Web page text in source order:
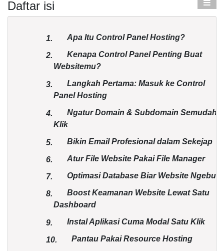
Daftar isi
1. Apa Itu Control Panel Hosting?
2.
Kenapa Control Panel Penting Buat
Websitemu?
3.
Langkah Pertama: Masuk ke Control
Panel Hosting
4.
Ngatur Domain & Subdomain Semudah
Klik
5. Bikin Email Profesional dalam Sekejap
6. Atur File Website Pakai File Manager
7. Optimasi Database Biar Website Ngebut
8.
Boost Keamanan Website Lewat Satu
Dashboard
9. Instal Aplikasi Cuma Modal Satu Klik
10. Pantau Pakai Resource Hosting